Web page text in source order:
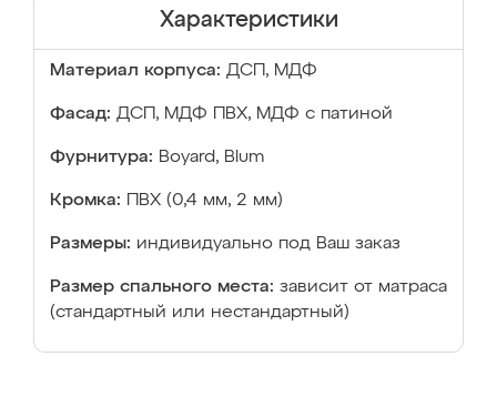
Характеристики
Материал корпуса: ДСП, МДФ
Фасад: ДСП, МДФ ПВХ, МДФ с патиной
Фурнитура: Boyard, Blum
Кромка: ПВХ (0,4 мм, 2 мм)
Размеры: индивидуально под Ваш заказ
Размер спального места: зависит от матраса
(стандартный или нестандартный)